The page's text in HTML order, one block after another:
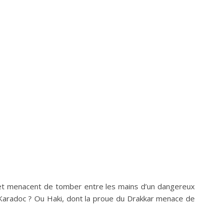
menacent de tomber entre les mains d’un dangereux
? Ou Haki, dont la proue du Drakkar menace de